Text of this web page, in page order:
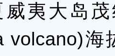
夷大岛
volcano)海